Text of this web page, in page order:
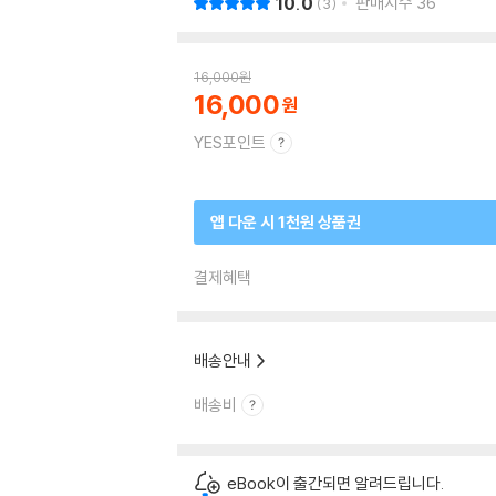
16,000원
16,000
YES포인트
앱 다운 시 1천원 상품권
결제혜택
배송안내
배송비
eBook이 출간되면 알려드립니다.